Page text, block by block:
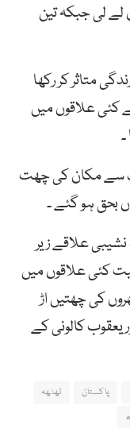
لی جبکہ تین
متاثر کر رکھا
کئی علاقوں میں
سے مکان کی چھت
بحق ہو گئے ۔
علاقے زیر
کئی علاقوں میں
کی چھتیں اڑ
یعقوب کالونی کے
پاکستان
ٹھٹھہ